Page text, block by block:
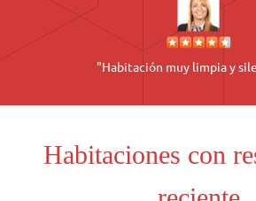
"Habitación muy limpia y
Habitaciones con